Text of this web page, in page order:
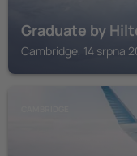
Graduate by
Cambridge, 14 srpna